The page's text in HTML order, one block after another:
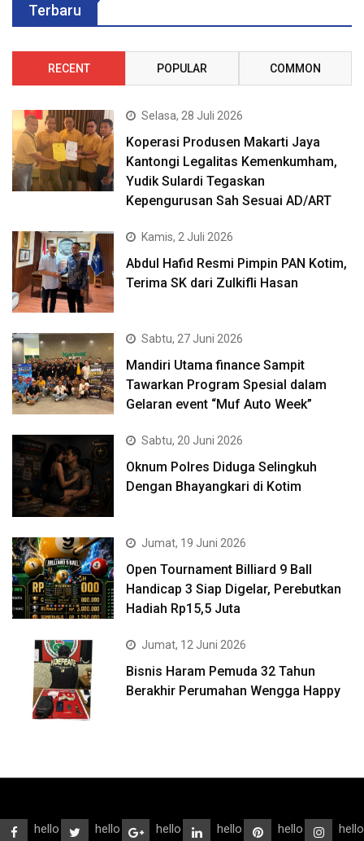
Terbaru
RECENT POPULAR COMMON
Selasa, 28 Juli 2026
Koperasi Produsen Makarti Jaya
Kantongi Legalitas Kemenkumham,
Yudik Sulardi Tegaskan
Kepengurusan Sah Sesuai AD/ART
Kamis, 2 Juli 2026
Abdul Hafid Resmi Pimpin PAN Kotim,
Terima SK dari Zulkifli Hasan
Sabtu, 27 Juni 2026
Mandiri Utama finance Sampit
Tawarkan Program Spesial dalam
Gelaran event “Muf Auto Week”
Sabtu, 20 Juni 2026
Oknum Polres Diduga Selingkuh
Dengan Bhayangkari di Kotim
Jumat, 19 Juni 2026
Open Tournament Billiard 9 Ball
Handicap 3 Siap Digelar, Perebutkan
Hadiah Rp15,5 Juta
Jumat, 12 Juni 2026
Bisnis Haram Pemuda 32 Tahun
Berakhir Perumahan Wengga Happy
hello hello hello hello hello hello